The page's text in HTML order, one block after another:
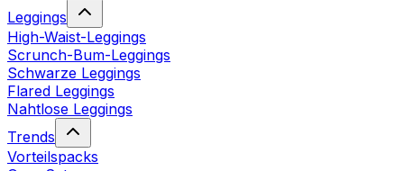
Leggings
High-Waist-Leggings
Scrunch-Bum-Leggings
Schwarze Leggings
Flared Leggings
Nahtlose Leggings
Trends
Vorteilspacks